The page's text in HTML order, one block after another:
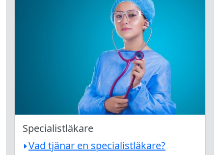
Specialistläkare
Vad tjänar en specialistläkare?